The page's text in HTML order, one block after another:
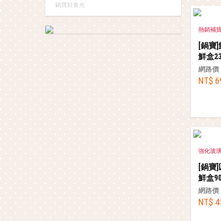
鍋寶好食光
熱銷補
[鍋寶
鮮盒
網路價
NT$
強化玻
[鍋寶
鮮盒
網路價
NT$